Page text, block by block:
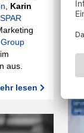
Karin
SPAR
aus.
lesen